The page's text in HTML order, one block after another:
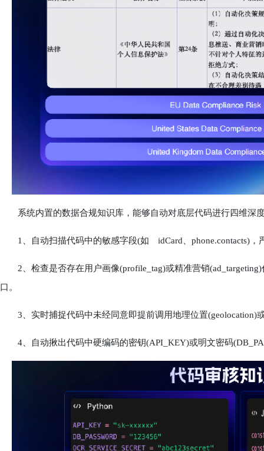
系统内置的数据合规知识库，能够自动对底层代码进行四维深
1、自动扫描代码中的敏感字段(如 idCard、phone.contacts)，
2、检查是否存在用户画像(profile_tag)或精准营销
口。
3、实时捕捉代码中未经同意即提前调用地理位置(geolocation)
4、自动揪出代码中硬编码的密钥(API_KEY)或明文密码